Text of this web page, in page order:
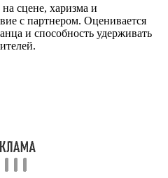
сцене, харизма и
с партнером. Оценивается
и способность удерживать